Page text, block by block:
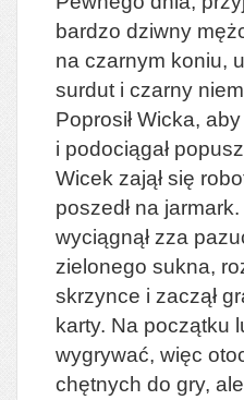
bardzo dziwny
na czarnym koniu,
surdut i czarny
Poprosił Wicka,
i podociągał
Wicek zajął się
poszedł na
wyciągnął zza
zielonego sukna,
skrzynce i zaczął
karty. Na początku
wygrywać, więc
chętnych do gry,